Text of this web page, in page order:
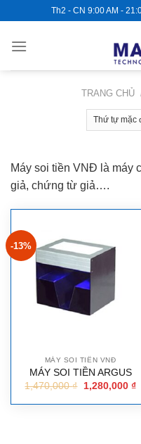
content
Th2 - CN 9:00 AM -
TRANG CHỦ
Máy soi tiền VNĐ là máy
giả, chứng từ giả….
-13%
MÁY SOI TIỀN VNĐ
MÁY SOI TIỀN ARGUS
1,470,000₫ 1,280,000 ₫